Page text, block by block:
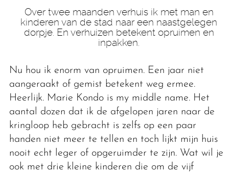
Over twee maanden verhuis ik met man en
kinderen van de stad naar een naastgelegen
dorpje. En verhuizen betekent opruimen en
inpakken.
Nu hou ik enorm van opruimen. Een jaar niet
aangeraakt of gemist betekent weg ermee.
Heerlijk. Marie Kondo is my middle name. Het
aantal dozen dat ik de afgelopen jaren naar de
kringloop heb gebracht is zelfs op een paar
handen niet meer te tellen en toch lijkt mijn huis
nooit echt leger of opgeruimder te zijn. Wat wil je
ook met drie kleine kinderen die om de vijf